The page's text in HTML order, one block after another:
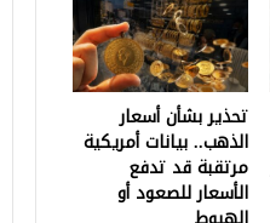
تحذير بشأن أسعار
الذهب.. بيانات أمريكية
مرتقبة قد تدفع
الأسعار للصعود أو